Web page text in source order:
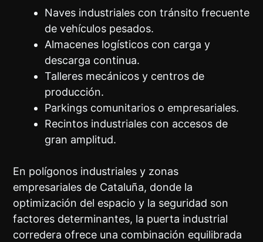
Naves industriales con tránsito frecuente
de vehículos pesados.
Almacenes logísticos con carga y
descarga continua.
Talleres mecánicos y centros de
producción.
Parkings comunitarios o empresariales.
Recintos industriales con accesos de
gran amplitud.
En polígonos industriales y zonas
empresariales de Cataluña, donde la
optimización del espacio y la seguridad son
factores determinantes, la puerta industrial
corredera ofrece una combinación equilibrada